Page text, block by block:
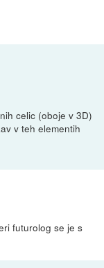
celic (oboje v 3D)
v teh elementih
futurolog se je s